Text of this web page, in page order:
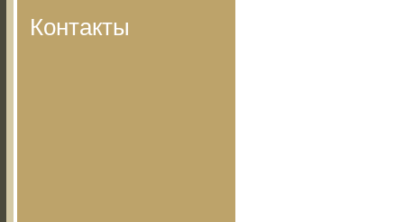
Контакты